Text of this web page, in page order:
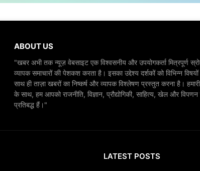
ABOUT US
"खबर अभी तक न्यूज़ वेबसाइट एक विश्वसनीय और उपयोगकर्ता मित्रपूर्ण
व्यापक समाचारों की पेशकश करता है। इसका उद्देश्य दर्शकों को विभिन्न
साथ ही ताज़ा खबरों का निष्कर्ष और व्यापक विश्लेषण प्रस्तुत करना है।
के साथ, हम आपको राजनीति, विज्ञान, प्रौद्योगिकी, साहित्य, खेल और
प्रतिबद्ध हैं।"
LATEST POSTS